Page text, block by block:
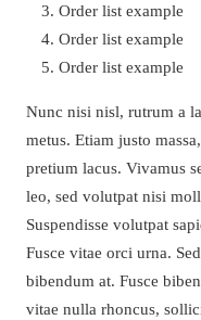
Order list example
Order list example
Order list example
Nunc nisi nisl, rutrum a
metus. Etiam justo
pretium lacus. Vivamus
leo, sed volutpat nisi
Suspendisse volutpat
Fusce vitae orci urna.
bibendum at. Fusce
vitae nulla rhoncus,